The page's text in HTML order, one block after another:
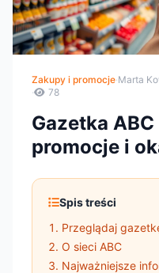
Zakupy i promocje·Marta
·
78
Gazetka
promocje i
Spis treści
Przeglądaj
O sieci ABC
Najważniejsze